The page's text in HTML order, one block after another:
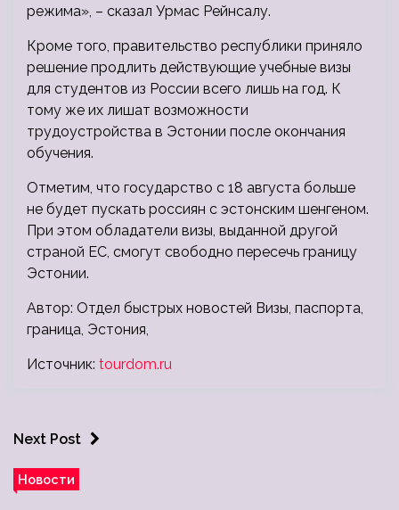
режима», – сказал Урмас Рейнсалу.
Кроме того, правительство республики приняло
решение продлить действующие учебные визы
для студентов из России всего лишь на год. К
тому же их лишат возможности
трудоустройства в Эстонии после окончания
обучения.
Отметим, что государство с 18 августа больше
не будет пускать россиян с эстонским шенгеном.
При этом обладатели визы, выданной другой
страной ЕС, смогут свободно пересечь границу
Эстонии.
Автор: Отдел быстрых новостей Визы, паспорта,
граница, Эстония,
Источник: tourdom.ru
Next Post
Новости